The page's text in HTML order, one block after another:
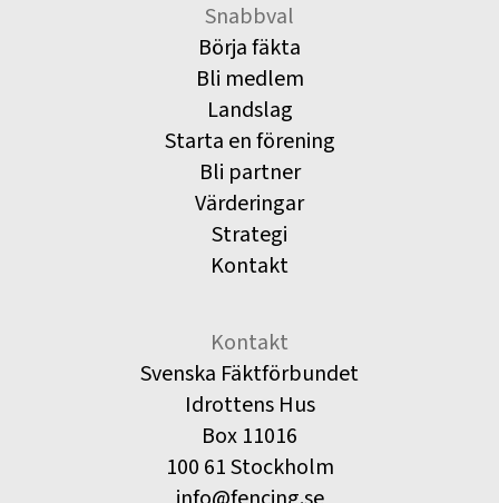
Snabbval
Börja fäkta
Bli medlem
Landslag
Starta en förening
Bli partner
Värderingar
Strategi
Kontakt
Kontakt
Svenska Fäktförbundet
Idrottens Hus
Box 11016
100 61 Stockholm